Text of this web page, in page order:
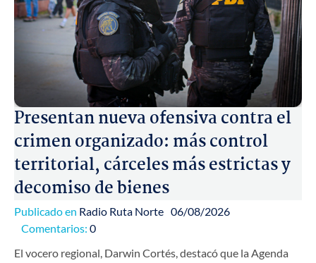
Presentan nueva ofensiva contra el
crimen organizado: más control
territorial, cárceles más estrictas y
decomiso de bienes
Publicado en Radio Ruta Norte 06/08/2026
Comentarios: 0
El vocero regional, Darwin Cortés, destacó que la Agenda